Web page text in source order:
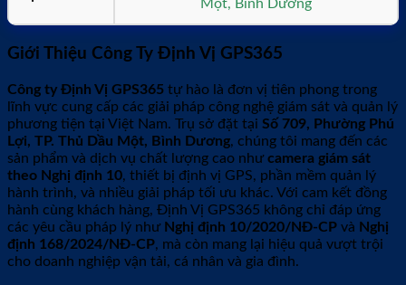
Một, Bình Dương
Giới Thiệu Công Ty Định Vị GPS365
Công ty Định Vị GPS365 tự hào là đơn vị tiên phong trong
lĩnh vực cung cấp các giải pháp công nghệ giám sát và quản lý
phương tiện tại Việt Nam. Trụ sở đặt tại Số 709, Phường Phú
Lợi, TP. Thủ Dầu Một, Bình Dương, chúng tôi mang đến các
sản phẩm và dịch vụ chất lượng cao nhưcamera giám sát
theo Nghị định 10, thiết bị định vị GPS, phần mềm quản lý
hành trình, và nhiều giải pháp tối ưu khác. Với cam kết đồng
hành cùng khách hàng, Định Vị GPS365 không chỉ đáp ứng
các yêu cầu pháp lý như Nghị định 10/2020/NĐ-CP và Nghị
định 168/2024/NĐ-CP, mà còn mang lại hiệu quả vượt trội
cho doanh nghiệp vận tải, cá nhân và gia đình.